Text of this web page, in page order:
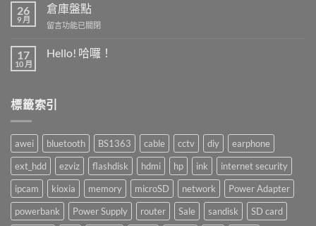
26
9 月
倉庫盤點
在
庫
盤
留言功能已關閉
17
10 月
Hello! 哈囉！
中
標籤索引
awei bluetooth BS1363 cable cctv diy
earphone
ext_hdd
ezviz flashdisk hdmi hp ink
internet security
ipcam
kioxia memory microSD network
Power Adapter
powerbank
Power Supply router Sale sandisk
SD card